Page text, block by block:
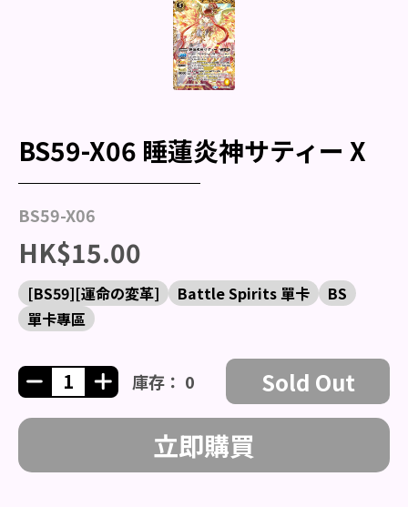
BS59-X06 睡蓮炎神サティー X
BS59-X06
HK$15.00
[BS59][運命の変革] Battle Spirits 單卡
BS
單卡專區
庫存： 0 Sold Out
立即購買